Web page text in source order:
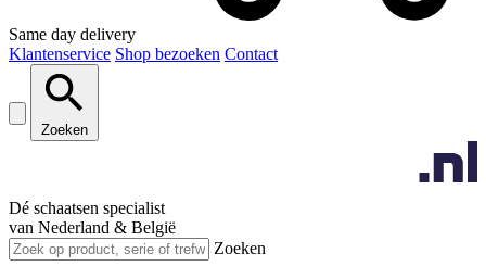
Same day delivery
Klantenservice Shop bezoeken Contact
Zoeken
Dé schaatsen specialist
van Nederland & België
Zoeken